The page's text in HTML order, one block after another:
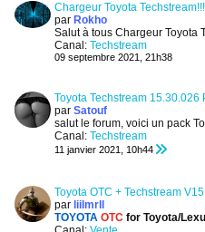
Chargeur Toyota Techstream!!!
par Rokho
Salut à tous Chargeur Toyota
Canal: Techstream
09 septembre 2021, 21h38
Toyota Techstream 15.30.026
par Satouf
salut le forum, voici un pack Toyota
Canal: Techstream
11 janvier 2021, 10h44
Toyota OTC + Techstream
par liilmrll
TOYOTA OTC for Toyota/